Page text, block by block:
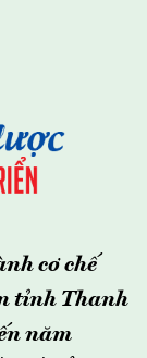
cơ chế
tỉnh Thanh
năm